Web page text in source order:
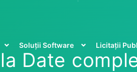
Soluții Software Licitații
Date